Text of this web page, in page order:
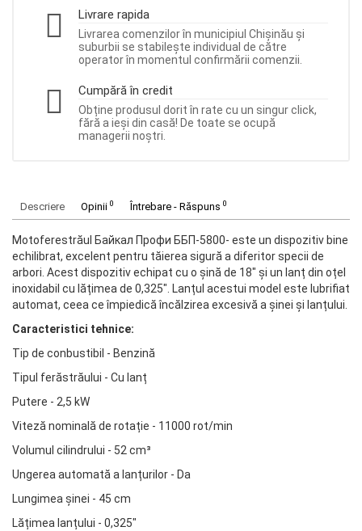
Livrare rapida
Livrarea comenzilor în municipiul Chișinău și
suburbii se stabilește individual de către
operator în momentul confirmării comenzii.
Cumpără în credit
Obține produsul dorit în rate cu un singur click,
fără a ieși din casă! De toate se ocupă
managerii noștri.
Descriere Opinii 0 Întrebare - Răspuns 0
Motoferestrăul Байкал Профи ББП-5800- este un dispozitiv bine
echilibrat, excelent pentru tăierea sigură a diferitor specii de
arbori. Acest dispozitiv echipat cu o șină de 18" și un lanț din oțel
inoxidabil cu lățimea de 0,325". Lanțul acestui model este lubrifiat
automat, ceea ce împiedică încălzirea excesivă a șinei și lanțului.
Caracteristici tehnice:
Tip de conbustibil - Benzină
Tipul ferăstrăului - Cu lanț
Putere - 2,5 kW
Viteză nominală de rotație - 11000 rot/min
Volumul cilindrului - 52 cm³
Ungerea automată a lanțurilor - Da
Lungimea șinei - 45 cm
Lățimea lanțului - 0,325"